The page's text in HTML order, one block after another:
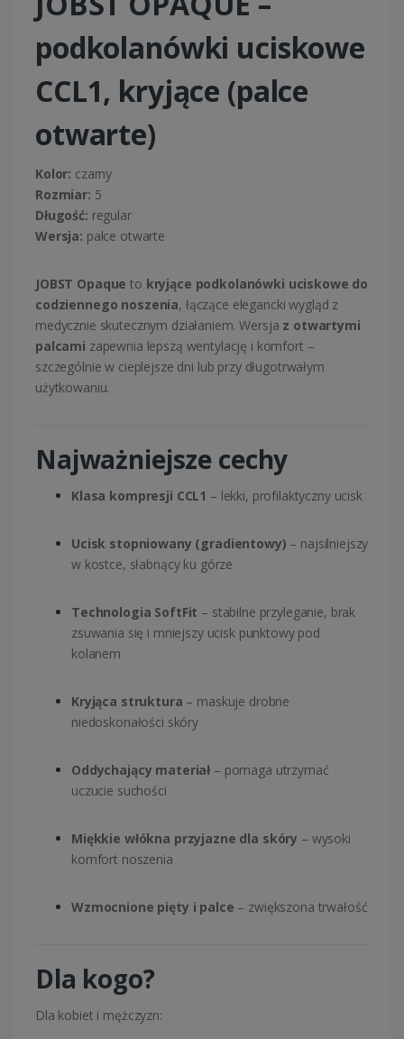
podkolanówki uciskowe
CCL1, kryjące (palce
otwarte)
Kolor: czarny
Rozmiar: 5
Długość: regular
Wersja: palce otwarte
JOBST Opaque to kryjące podkolanówki uciskowe do
codziennego noszenia, łączące elegancki wygląd z
medycznie skutecznym działaniem. Wersja z otwartymi
palcami zapewnia lepszą wentylację i komfort –
szczególnie w cieplejsze dni lub przy długotrwałym
użytkowaniu.
Najważniejsze cechy
Klasa kompresji CCL1 – lekki, profilaktyczny ucisk
Ucisk stopniowany (gradientowy) – najsilniejszy
w kostce, słabnący ku górze
Technologia SoftFit – stabilne przyleganie, brak
zsuwania się i mniejszy ucisk punktowy pod
kolanem
Kryjąca struktura – maskuje drobne
niedoskonałości skóry
Oddychający materiał – pomaga utrzymać
uczucie suchości
Miękkie włókna przyjazne dla skóry – wysoki
komfort noszenia
Wzmocnione pięty i palce – zwiększona trwałość
Dla kogo?
Dla kobiet i mężczyzn: